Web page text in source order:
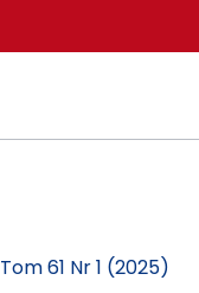
Tom 61 Nr 1 (2025)